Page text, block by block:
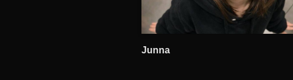
Junna